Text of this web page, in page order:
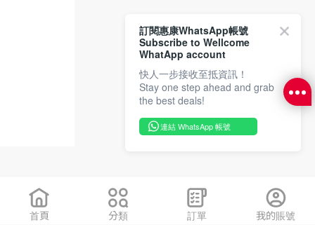
首頁 分類 訂單 我的賬號
訂閱惠康WhatsApp帳號
Subscribe to Wellcome
WhatApp account
快人一步接收至抵資訊！
Stay one step ahead and grab
the best deals!
連結 WhatsApp 帳號